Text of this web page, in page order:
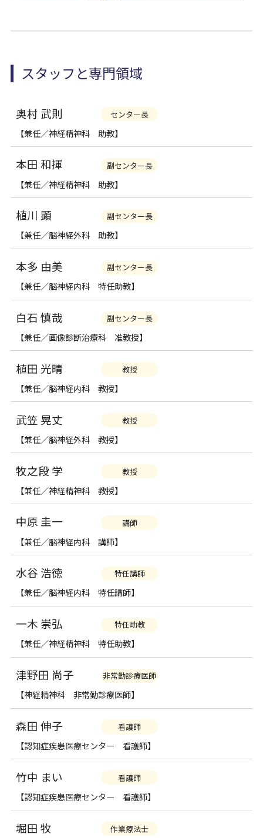
スタッフと専門領域
奥村 武則 センター長
【兼任／神経精神科 助教】
本田 和揮 副センター長
【兼任／神経精神科 助教】
植川 顕 副センター長
【兼任／脳神経外科 助教】
本多 由美 副センター長
【兼任／脳神経内科 特任助教】
白石 慎哉 副センター長
【兼任／画像診断治療科 准教授】
植田 光晴 教授
【兼任／脳神経内科 教授】
武笠 晃丈 教授
【兼任／脳神経外科 教授】
牧之段 学 教授
【兼任／神経精神科 教授】
中原 圭一 講師
【兼任／脳神経内科 講師】
水谷 浩徳 特任講師
【兼任／脳神経内科 特任講師】
一木 崇弘 特任助教
【兼任／神経精神科 特任助教】
津野田 尚子 非常勤診療医師
【神経精神科 非常勤診療医師】
森田 伸子 看護師
【認知症疾患医療センター 看護師】
竹中 まい 看護師
【認知症疾患医療センター 看護師】
堀田 牧 作業療法士